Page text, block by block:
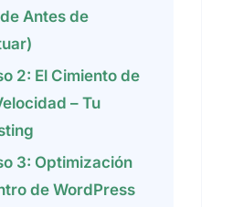
Antes de
2: El Cimiento de
– Tu
3: Optimización
de WordPress